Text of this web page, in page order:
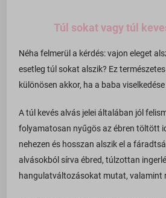
Túl sokat vagy túl
Néha felmerül a kérdés: vajon eleget
esetleg túl sokat alszik? Ez
különösen akkor, ha a baba
A túl kevés alvás jelei általában jól
folyamatosan nyűgös az ébren töltött
nehezen és hosszan alszik el a
alvásokból sírva ébred, túlzottan
hangulatváltozásokat mutat, valamint
minique.hu
last_pysTrafficSource
pys_advanced_form_data
pys_first_visit
pys_landing_page
pys_padid
pys_session_limit
last_pys_gadid
last_pys_utm_source
last_pys_utm_term
optiMonkClient
optiMonkClientId
a.tile.openstreetmap.org
c.tile.openstreetmap.org
cdn.trustindex.io
fonts.gstatic.com
image.alza.cz
lh3.googleusercontent.com
Ez a kategória minden olyan sütit,
vagy amelyeket nem kategorizáltak.
Részletek
_dd_s
_iCartAddCustomProduct
_iCartApplyDiscountExpireCookie